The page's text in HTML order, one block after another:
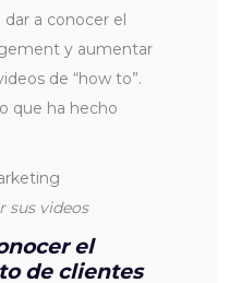
a conocer el
y aumentar
de “how to”.
que ha hecho
sus videos
el
de clientes